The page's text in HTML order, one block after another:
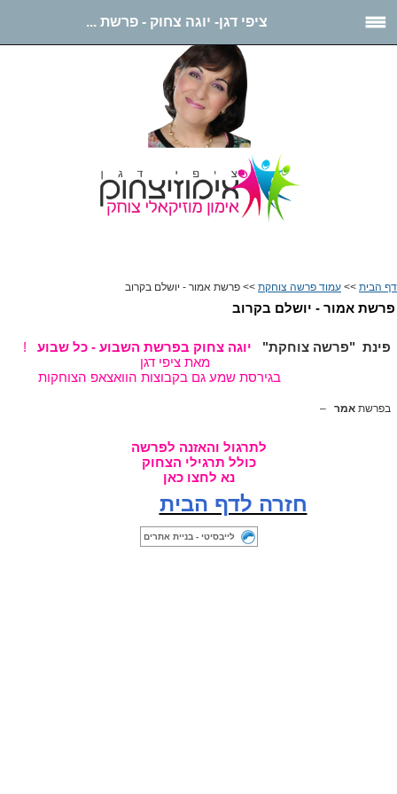
ציפי דגן- יוגה צחוק - פרשת ...
דף הבית >> עמוד פרשה צוחקת >> פרשת אמור - יושלם בקרוב
פרשת אמור - יושלם בקרוב
פינת "פרשה צוחקת" יוגה צחוק בפרשת השבוע - כל שבוע
!
מאת ציפי דגן
בגירסת שמע גם בקבוצות הוואצאפ הצוחקות
בפרשת אמר –
לתרגול והאזנה לפרשה
כולל תרגילי הצחוק
נא לחצו כאן
חזרה לדף הבית
לייבסיטי - בניית אתרים